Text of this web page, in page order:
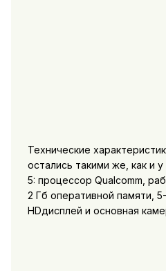
Технические
остались такими же, как и
5: процессор Qualcomm,
2 Гб оперативной памяти,
HDдисплей и основная